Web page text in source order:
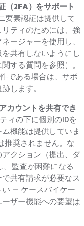
2FA）をサポート
要素認証は提供して
ティのためには、強
ージャーを使用し、
共有しないようにし
する質問を参照）。
である場合は、サポ
します。
カウントを共有でき
ィの下に個別のIDを
機能は提供していま
推奨されません。な
クション（提出、ダ
、監査が困難になる
共有請求が必要なス
い — ケースバイケー
ザー機能への要望は